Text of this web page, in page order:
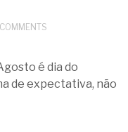
é dia do
de expectativa, não